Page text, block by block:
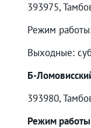
393975,
Режим
Выходные:
Б-
393980,
Режим